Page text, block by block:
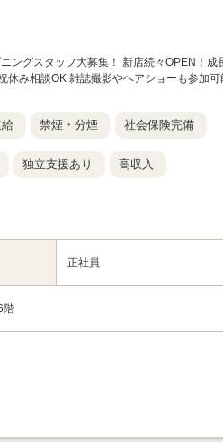
ングスタッフ大募集！ 新店続々OPEN！成
休み相談OK 雑誌撮影やヘアショーも参加可
禁煙・分煙 社会保険完備
独立支援あり 高収入
正社員
階